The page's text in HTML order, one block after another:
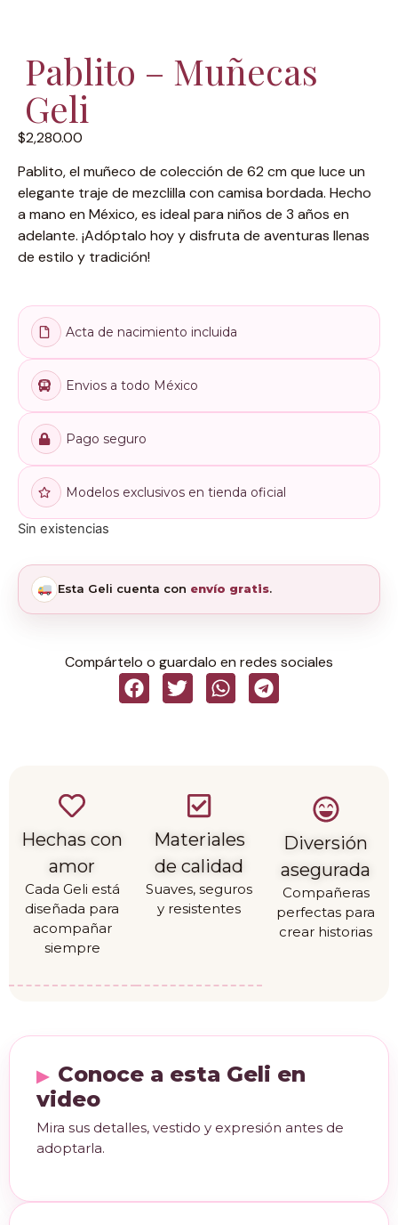
Pablito – Muñecas
Geli
$2,280.00
Pablito, el muñeco de colección de 62 cm que luce un
elegante traje de mezclilla con camisa bordada. Hecho
a mano en México, es ideal para niños de 3 años en
adelante. ¡Adóptalo hoy y disfruta de aventuras llenas
de estilo y tradición!
Acta de nacimiento incluida
Envios a todo México
Pago seguro
Modelos exclusivos en tienda oficial
Sin existencias
Esta Geli cuenta con envío gratis.
Compártelo o guardalo en redes sociales
Hechas con
amor
Cada Geli está
diseñada para
acompañar
siempre
Materiales
de calidad
Suaves, seguros
y resistentes
Diversión
asegurada
Compañeras
perfectas para
crear historias
Conoce a esta Geli en
video
Mira sus detalles, vestido y expresión antes de
adoptarla.